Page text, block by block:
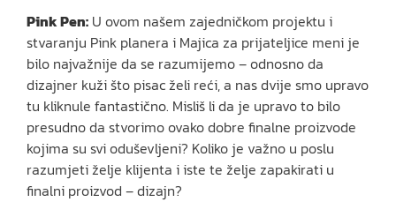
Pink Pen: U ovom našem zajedničkom projektu i
stvaranju Pink planera i Majica za prijateljice meni je
bilo najvažnije da se razumijemo – odnosno da
dizajner kuži što pisac želi reći, a nas dvije smo upravo
tu kliknule fantastično. Misliš li da je upravo to bilo
presudno da stvorimo ovako dobre finalne proizvode
kojima su svi oduševljeni? Koliko je važno u poslu
razumjeti želje klijenta i iste te želje zapakirati u
finalni proizvod – dizajn?